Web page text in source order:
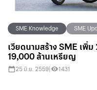
SME Knowledge SME
เวียดนามสร้าง SME เพิ่ม
19,000 ล้านเหรียญ
25 มิ.ย. 2559 1431